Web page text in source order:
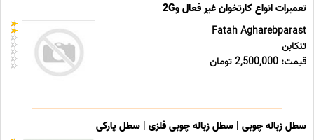
تعمیرات انواع کارتخوان غیر فعال و2G
Fatah Agharebparast
تنکابن
قیمت: 2,500,000 تومان
سطل زباله چوبی | سطل زباله چوبی فلزی | سطل پارکی